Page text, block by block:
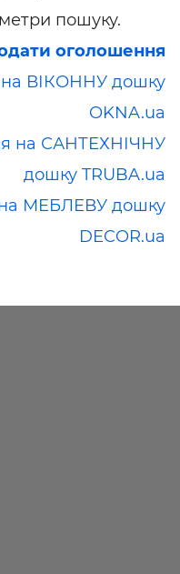
пошуку.
оголошення
ВІКОННУ дошку
OKNA.ua
на САНТЕХНІЧНУ
дошку TRUBA.ua
МЕБЛЕВУ дошку
DECOR.ua